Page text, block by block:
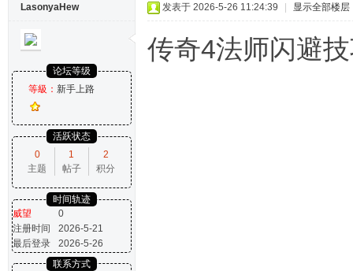
LasonyaHew
论坛等级
等級： 新手上路
活跃状态
0
主题
1
帖子
2
积分
时间轨迹
威望
0
注册时间
2026-5-21
最后登录
2026-5-26
联系方式
发表于 2026-5-26 11:24:39 显示全部楼层
传奇4法师闪避